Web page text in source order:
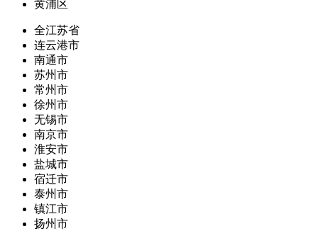
黄浦区
全江苏省
连云港市
南通市
苏州市
常州市
徐州市
无锡市
南京市
淮安市
盐城市
宿迁市
泰州市
镇江市
扬州市